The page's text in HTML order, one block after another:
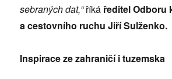
sebraných dat,“říkáředitel Odboru
a cestovního ruchu Jiří Sulženko.
Inspirace ze zahraničí i tuzemska